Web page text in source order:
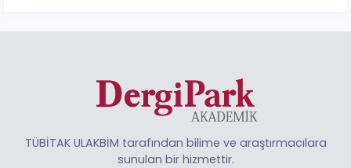
TÜBİTAK ULAKBİM tarafından bilime ve araştırmacılara
sunulan bir hizmettir.